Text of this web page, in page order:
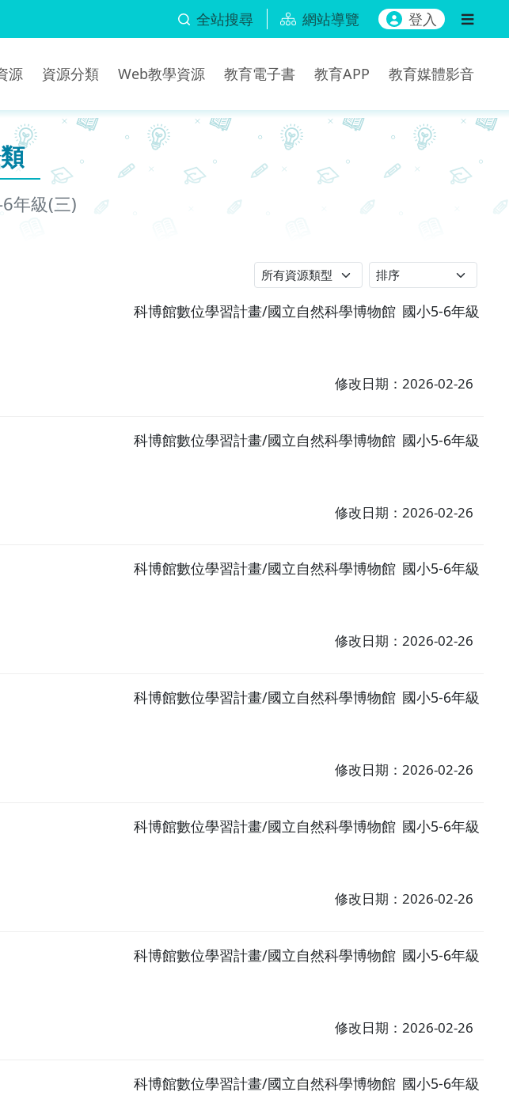
全站搜尋 網站導覽 登入
源 資源分類 Web教學資源 教育電子書 教育APP 教育媒體影音
年級(三)
科博館數位學習計畫/國立自然科學博物館 國小5-6年級
修改日期：2026-02-26
科博館數位學習計畫/國立自然科學博物館 國小5-6年級
修改日期：2026-02-26
科博館數位學習計畫/國立自然科學博物館 國小5-6年級
修改日期：2026-02-26
科博館數位學習計畫/國立自然科學博物館 國小5-6年級
修改日期：2026-02-26
科博館數位學習計畫/國立自然科學博物館 國小5-6年級
修改日期：2026-02-26
科博館數位學習計畫/國立自然科學博物館 國小5-6年級
修改日期：2026-02-26
科博館數位學習計畫/國立自然科學博物館 國小5-6年級